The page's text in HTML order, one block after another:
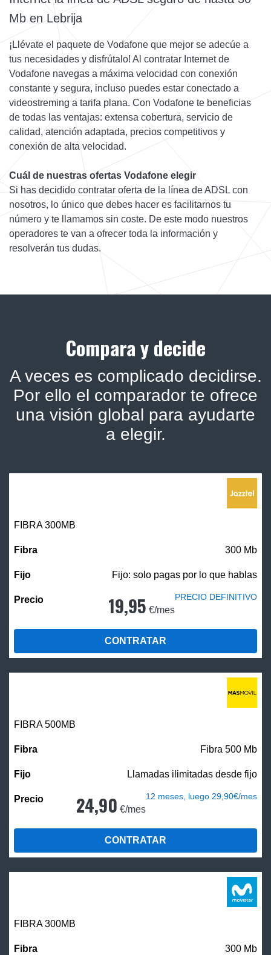
Mb en Lebrija
¡Llévate el paquete de Vodafone que mejor se adecúe a
tus necesidades y disfrútalo! Al contratar Internet de
Vodafone navegas a máxima velocidad con conexión
constante y segura, incluso puedes estar conectado a
videostreming a tarifa plana. Con Vodafone te beneficias
de todas las ventajas: extensa cobertura, servicio de
calidad, atención adaptada, precios competitivos y
conexión de alta velocidad.
Cuál de nuestras ofertas Vodafone elegir
Si has decidido contratar oferta de la línea de ADSL con
nosotros, lo único que debes hacer es facilitarnos tu
número y te llamamos sin coste. De este modo nuestros
operadores te van a ofrecer toda la información y
resolverán tus dudas.
Compara y decide
A veces es complicado decidirse.
Por ello el comparador te ofrece
una visión global para ayudarte
a elegir.
FIBRA 300MB
300 Mb
Fijo: solo pagas por lo que hablas
19,95 €/mes
PRECIO DEFINITIVO
CONTRATAR
FIBRA500MB
Fibra 500 Mb
Llamadas ilimitadas desde fijo
24,90 €/mes
12 meses, luego 29,90€/mes
CONTRATAR
FIBRA 300MB
300 Mb